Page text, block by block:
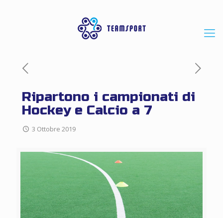
Ripartono i campionati di
Hockey e Calcio a 7
3 Ottobre 2019